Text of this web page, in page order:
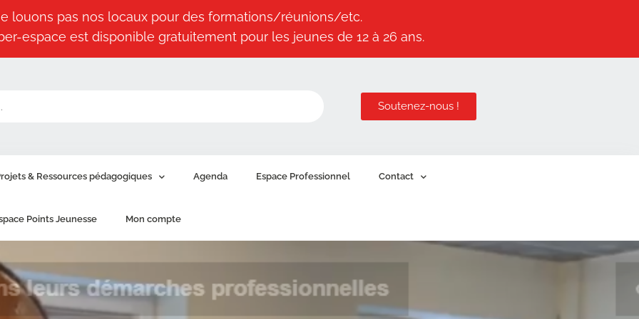
louons pas nos locaux pour des formations/réunions/etc.
espace est disponible gratuitement pour les jeunes de 12 à 26 ans.
Soutenez-nous !
& Ressources pédagogiques Agenda Espace Professionnel Contact
Points Jeunesse Mon compte